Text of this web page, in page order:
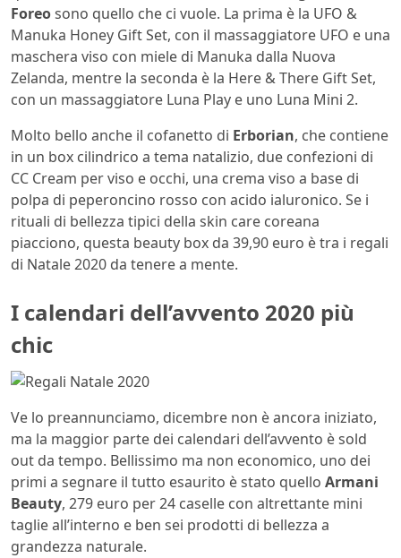
Foreosono quello che ci vuole. La prima è la UFO &
Manuka Honey Gift Set, con il massaggiatore UFO e una
maschera viso con miele di Manuka dalla Nuova
Zelanda, mentre la seconda è la Here & There Gift Set,
con un massaggiatore Luna Play e uno Luna Mini 2.
Molto bello anche il cofanetto di Erborian, che contiene
in un box cilindrico a tema natalizio, due confezioni di
CC Cream per viso e occhi, una crema viso a base di
polpa di peperoncino rosso con acido ialuronico. Se i
rituali di bellezza tipici della skin care coreana
piacciono, questa beauty box da 39,90 euro è tra i regali
di Natale 2020 da tenere a mente.
I calendari dell’avvento 2020 più
chic
Ve lo preannunciamo, dicembre non è ancora iniziato,
ma la maggior parte dei calendari dell’avvento è sold
out da tempo. Bellissimo ma non economico, uno dei
primi a segnare il tutto esaurito è stato quello Armani
Beauty, 279 euro per 24 caselle con altrettante mini
taglie all’interno e ben sei prodotti di bellezza a
grandezza naturale.